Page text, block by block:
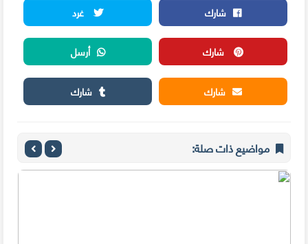
شارك
غرد
شارك
أرسل
شارك
شارك
مواضيع ذات صلة: